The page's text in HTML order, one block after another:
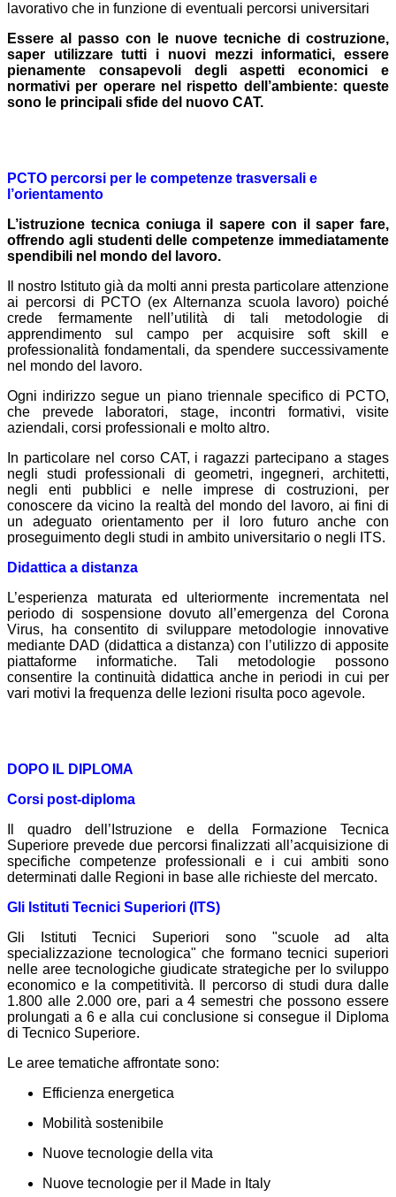
lavorativo che in funzione di eventuali percorsi universitari
Essere al passo con le nuove tecniche di costruzione,
saper utilizzare tutti i nuovi mezzi informatici, essere
pienamente consapevoli degli aspetti economici e
normativi per operare nel rispetto dell’ambiente: queste
sono le principali sfide del nuovo CAT.
PCTO percorsi per le competenze trasversali e
l’orientamento
L’istruzione tecnica coniuga il sapere con il saper fare,
offrendo agli studenti delle competenze immediatamente
spendibili nel mondo del lavoro.
Il nostro Istituto già da molti anni presta particolare attenzione
ai percorsi di PCTO (ex Alternanza scuola lavoro) poiché
crede fermamente nell’utilità di tali metodologie di
apprendimento sul campo per acquisire soft skill e
professionalità fondamentali, da spendere successivamente
nel mondo del lavoro.
Ogni indirizzo segue un piano triennale specifico di PCTO,
che prevede laboratori, stage, incontri formativi, visite
aziendali, corsi professionali e molto altro.
In particolare nel corso CAT, i ragazzi partecipano a stages
negli studi professionali di geometri, ingegneri, architetti,
negli enti pubblici e nelle imprese di costruzioni, per
conoscere da vicino la realtà del mondo del lavoro, ai fini di
un adeguato orientamento per il loro futuro anche con
proseguimento degli studi in ambito universitario o negli ITS.
Didattica a distanza
L’esperienza maturata ed ulteriormente incrementata nel
periodo di sospensione dovuto all’emergenza del Corona
Virus, ha consentito di sviluppare metodologie innovative
mediante DAD (didattica a distanza) con l’utilizzo di apposite
piattaforme informatiche. Tali metodologie possono
consentire la continuità didattica anche in periodi in cui per
vari motivi la frequenza delle lezioni risulta poco agevole.
DOPO IL DIPLOMA
Corsi post-diploma
Il quadro dell’Istruzione e della Formazione Tecnica
Superiore prevede due percorsi finalizzati all’acquisizione di
specifiche competenze professionali e i cui ambiti sono
determinati dalle Regioni in base alle richieste del mercato.
Gli Istituti Tecnici Superiori (ITS)
Gli Istituti Tecnici Superiori sono "scuole ad alta
specializzazione tecnologica" che formano tecnici superiori
nelle aree tecnologiche giudicate strategiche per lo sviluppo
economico e la competitività. Il percorso di studi dura dalle
1.800 alle 2.000 ore, pari a 4 semestri che possono essere
prolungati a 6 e alla cui conclusione si consegue il Diploma
di Tecnico Superiore.
Le aree tematiche affrontate sono:
Efficienza energetica
Mobilità sostenibile
Nuove tecnologie della vita
Nuove tecnologie per il Made in Italy